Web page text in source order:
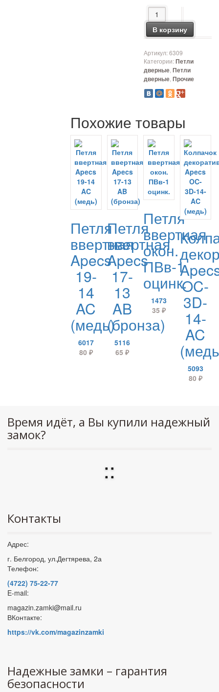
Количество товара
В корзину
Артикул:6309
Категории:Петли
дверные,Петли
дверные,Прочие
Похожие товары
Петля
ввертная
Apecs
19-
14
AC
(медь)
6017
80 ₽
Петля
ввертная
Apecs
17-
13
AB
(бронза)
5116
65₽
Петля
ввертная
окон.
ПВв-1
оцинк.
1473
35₽
OC-
3D-
14-
AC
5093
80 ₽
Время идёт, а Вы купили надежный
замок?
::
Контакты
Адрес:
г. Белгород, ул.Дегтярева, 2а
Телефон:
(4722) 75-22-77
E-mail:
magazin.zamki@mail.ru
ВКонтакте:
https://vk.com/magazinzamki
Надежные замки – гарантия
безопасности